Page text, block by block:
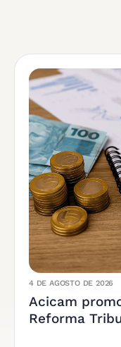
4 DE AGOSTO DE 2026
Acicam
Reforma